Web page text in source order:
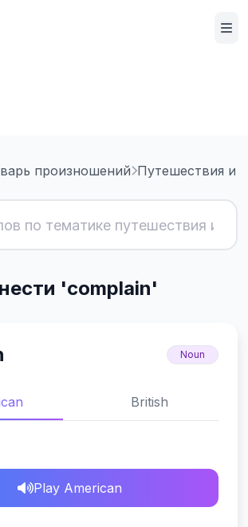
произношений Путешествия и
'complain'
Noun
British
Play American